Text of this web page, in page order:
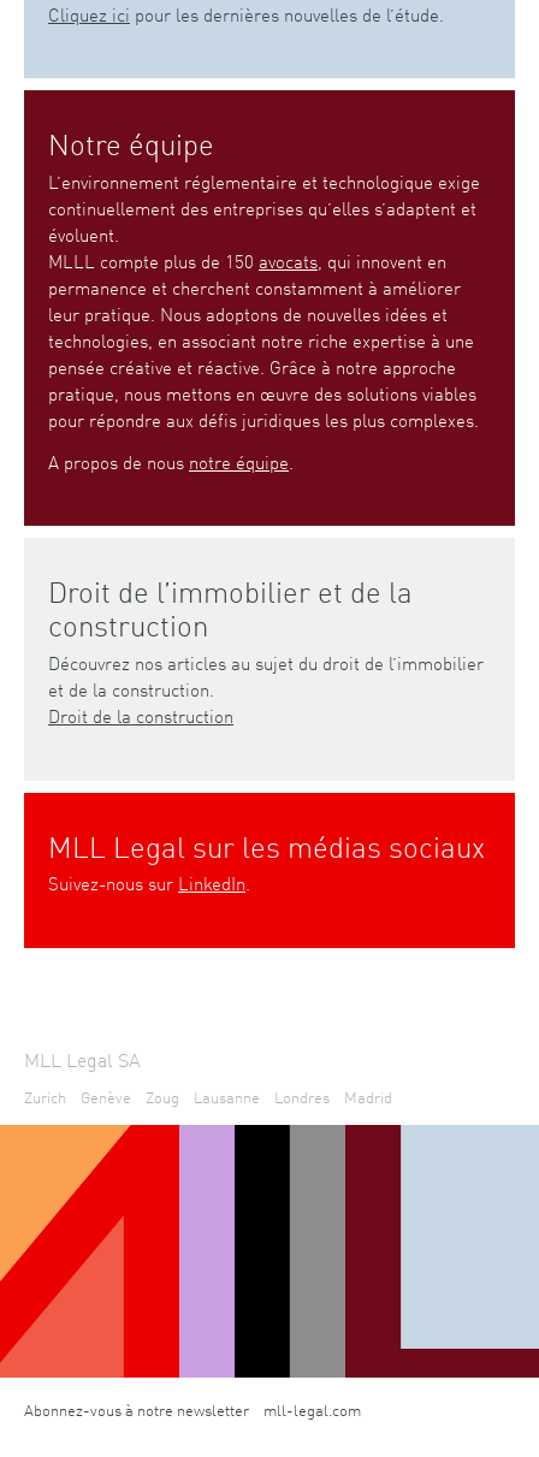
Cliquez ici pour les dernières nouvelles de l’étude.
Notre équipe
L’environnement réglementaire et technologique exige
continuellement des entreprises qu’elles s’adaptent et
évoluent.
MLLL compte plus de 150 avocats, qui innovent en
permanence et cherchent constamment à améliorer
leur pratique. Nous adoptons de nouvelles idées et
technologies, en associant notre riche expertise à une
pensée créative et réactive. Grâce à notre approche
pratique, nous mettons en œuvre des solutions viables
pour répondre aux défis juridiques les plus complexes.
A propos de nous notre équipe.
Droit de l’immobilier et de la
construction
Découvrez nos articles au sujet du droit de l’immobilier
et de la construction.
Droit de la construction
MLL Legal sur les médias sociaux
Suivez-nous sur LinkedIn.
MLL Legal SA
Zurich Genève Zoug Lausanne Londres Madrid
Abonnez-vous à notre newsletter mll-legal.com